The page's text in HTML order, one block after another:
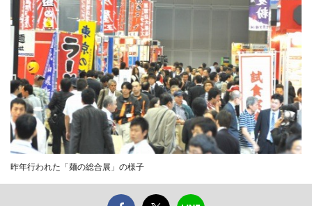
昨年行われた「麺の総合展」の様子